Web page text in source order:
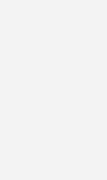
soll bei ihrer
sein, wie die
ist ebenfalls Teil
erhöhen, um
verteilen zu
Stromnetz